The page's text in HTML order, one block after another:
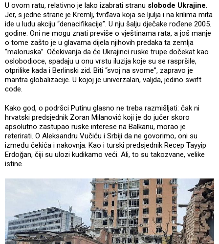
U ovom ratu, relativno je lako izabrati stranu slobode Ukrajine.
Jer, s jedne strane je Kremlj, tvrđava koja se ljulja i na krilima mita
ide u ludu akciju “denacifikacije”. U nju šalju dječake rođene 2005.
godine. Oni ne mogu znati previše o vještinama rata, a još manje
o tome zašto je u glavama dijela njihovih predaka ta zemlja
“maloruska”. Očekivanja da će Ukrajinci ruske trupe dočekat kao
oslobodioce, spadaju u onu vrstu iluzija koje su se raspršile,
otprilike kada i Berlinski zid. Biti “svoj na svome”, zapravo je
mantra globalizacije. U kojoj je univerzalan, valjda, jedino swift
code.
Kako god, o podršci Putinu glasno ne treba razmišljati: čak ni
hrvatski predsjednik Zoran Milanović koji je do jučer skoro
apsolutno zastupao ruske interese na Balkanu, morao je
reterirati. O Aleksandru Vučiću i Srbiji da ne govorimo, oni su
između čekića i nakovnja. Kao i turski predsjednik Recep Tayyip
Erdoğan, čiji su ulozi kudikamo veći. Ali, to su takozvane, velike
istine.